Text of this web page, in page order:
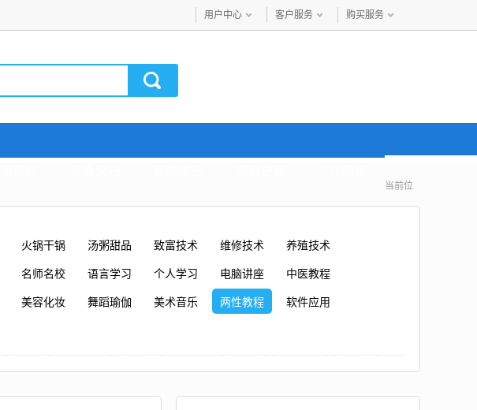
用户中心 客户服务 购买服务
当前位
火锅干锅 汤粥甜品 致富技术 维修技术 养殖技术
名师名校 语言学习 个人学习 电脑讲座 中医教程
美容化妆 舞蹈瑜伽 美术音乐 两性教程 软件应用